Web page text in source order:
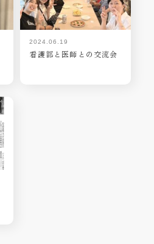
2024.06.19
看護部と医師との交流会